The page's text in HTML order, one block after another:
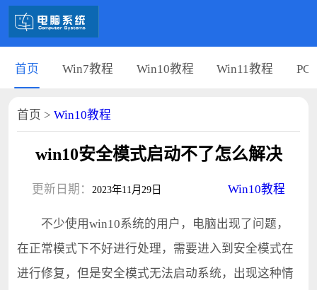
首页 Win7教程 Win10教程 Win11教程 PC
首页 > Win10教程
win10安全模式启动不了怎么解决
更新日期： 2023年11月29日 Win10教程
不少使用win10系统的用户，电脑出现了问题，
在正常模式下不好进行处理，需要进入到安全模式在
进行修复，但是安全模式无法启动系统，出现这种情